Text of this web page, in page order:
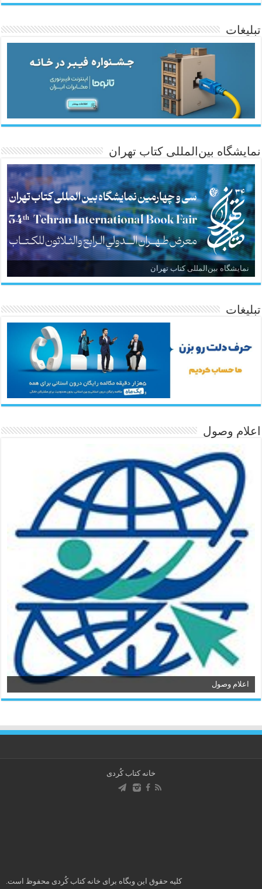
ئاژانسی هەواڵی مێهر
تبلیغات
نمایشگاه بین‌المللی کتاب تهران
نمایشگاه بین‌المللی کتاب تهران
تبلیغات
اعلام وصول
اعلام وصول
خانه کتاب كُردی
کلیه حقوق این وبگاه برای خانه کتاب كُردی محفوظ است.